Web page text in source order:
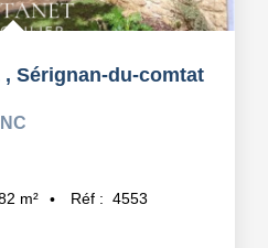
, Sérignan-du-comtat
NC
m² Réf : 4553